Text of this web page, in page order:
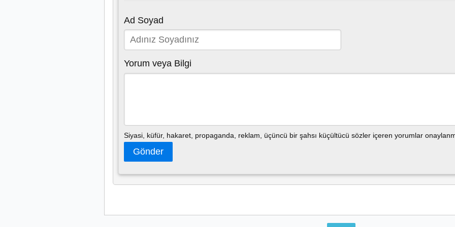
Ad Soyad
Yorum veya Bilgi
Siyasi, küfür, hakaret, propaganda, reklam, üçüncü bir şahsı küçültücü sözler içeren yorumlar
Gönder